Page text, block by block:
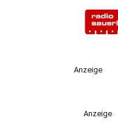
Anzeige
Anzeige